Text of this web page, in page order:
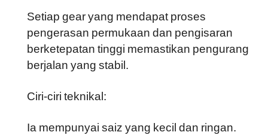
Setiap gear yang mendapat proses
pengerasan permukaan dan pengisaran
berketepatan tinggi memastikan pengurang
berjalan yang stabil.
Ciri-ciri teknikal:
Ia mempunyai saiz yang kecil dan ringan.